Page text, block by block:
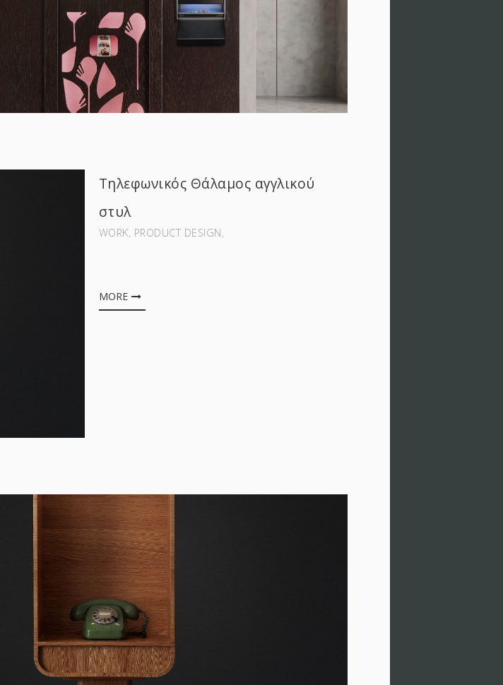
Τηλεφωνικός Θάλαμος αγγλικού
στυλ
WORK‚ PRODUCT DESIGN‚
MORE